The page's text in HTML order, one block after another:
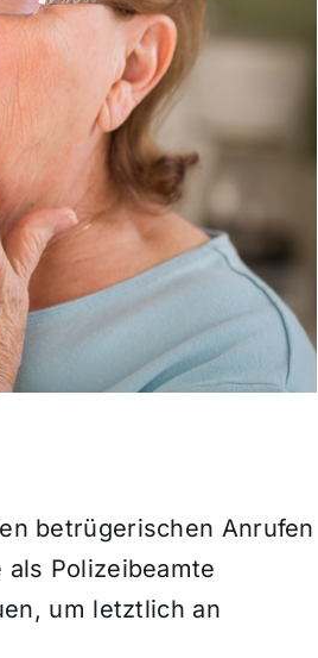
betrügerischen Anrufen
Polizeibeamte
um letztlich an